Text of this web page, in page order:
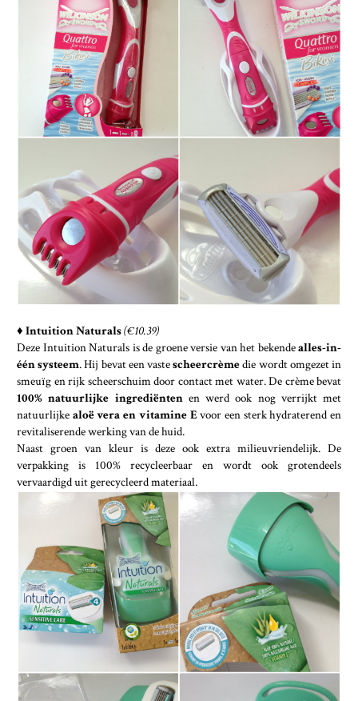
♦ Intuition Naturals(€10.39)
Deze Intuition Naturals is de groene versie van het bekendealles-in-
één systeem. Hij bevat een vastescheercrèmedie wordt omgezet in
smeuïg en rijk scheerschuim door contact met water. De crème bevat
100% natuurlijke ingrediëntenen werd ook nog verrijkt met
natuurlijke aloë vera en vitamine Evoor een sterk hydraterend en
revitaliserende werking van de huid.
Naast groen van kleur is deze ook extra milieuvriendelijk. De
verpakking is 100% recycleerbaar en wordt ook grotendeels
vervaardigd uit gerecycleerd materiaal.